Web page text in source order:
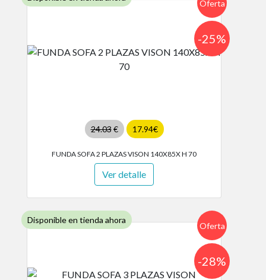
Oferta
24.03€ 17.94€
-25%
FUNDA SOFA 2 PLAZAS VISON 140X85X H 70
Ver detalle
Disponible en tienda ahora
Oferta
-28%